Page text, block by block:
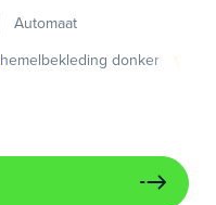
Automaat
hemelbekleding donker